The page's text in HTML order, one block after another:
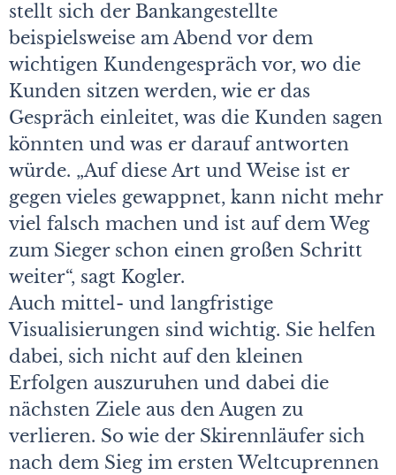
stellt sich der Bankangestellte
beispielsweise am Abend vor dem
wichtigen Kundengespräch vor, wo die
Kunden sitzen werden, wie er das
Gespräch einleitet, was die Kunden sagen
könnten und was er darauf antworten
würde. „Auf diese Art und Weise ist er
gegen vieles gewappnet, kann nicht mehr
viel falsch machen und ist auf dem Weg
zum Sieger schon einen großen Schritt
weiter“, sagt Kogler.
Auch mittel- und langfristige
Visualisierungen sind wichtig. Sie helfen
dabei, sich nicht auf den kleinen
Erfolgen auszuruhen und dabei die
nächsten Ziele aus den Augen zu
verlieren. So wie der Skirennläufer sich
nach dem Sieg im ersten Weltcuprennen